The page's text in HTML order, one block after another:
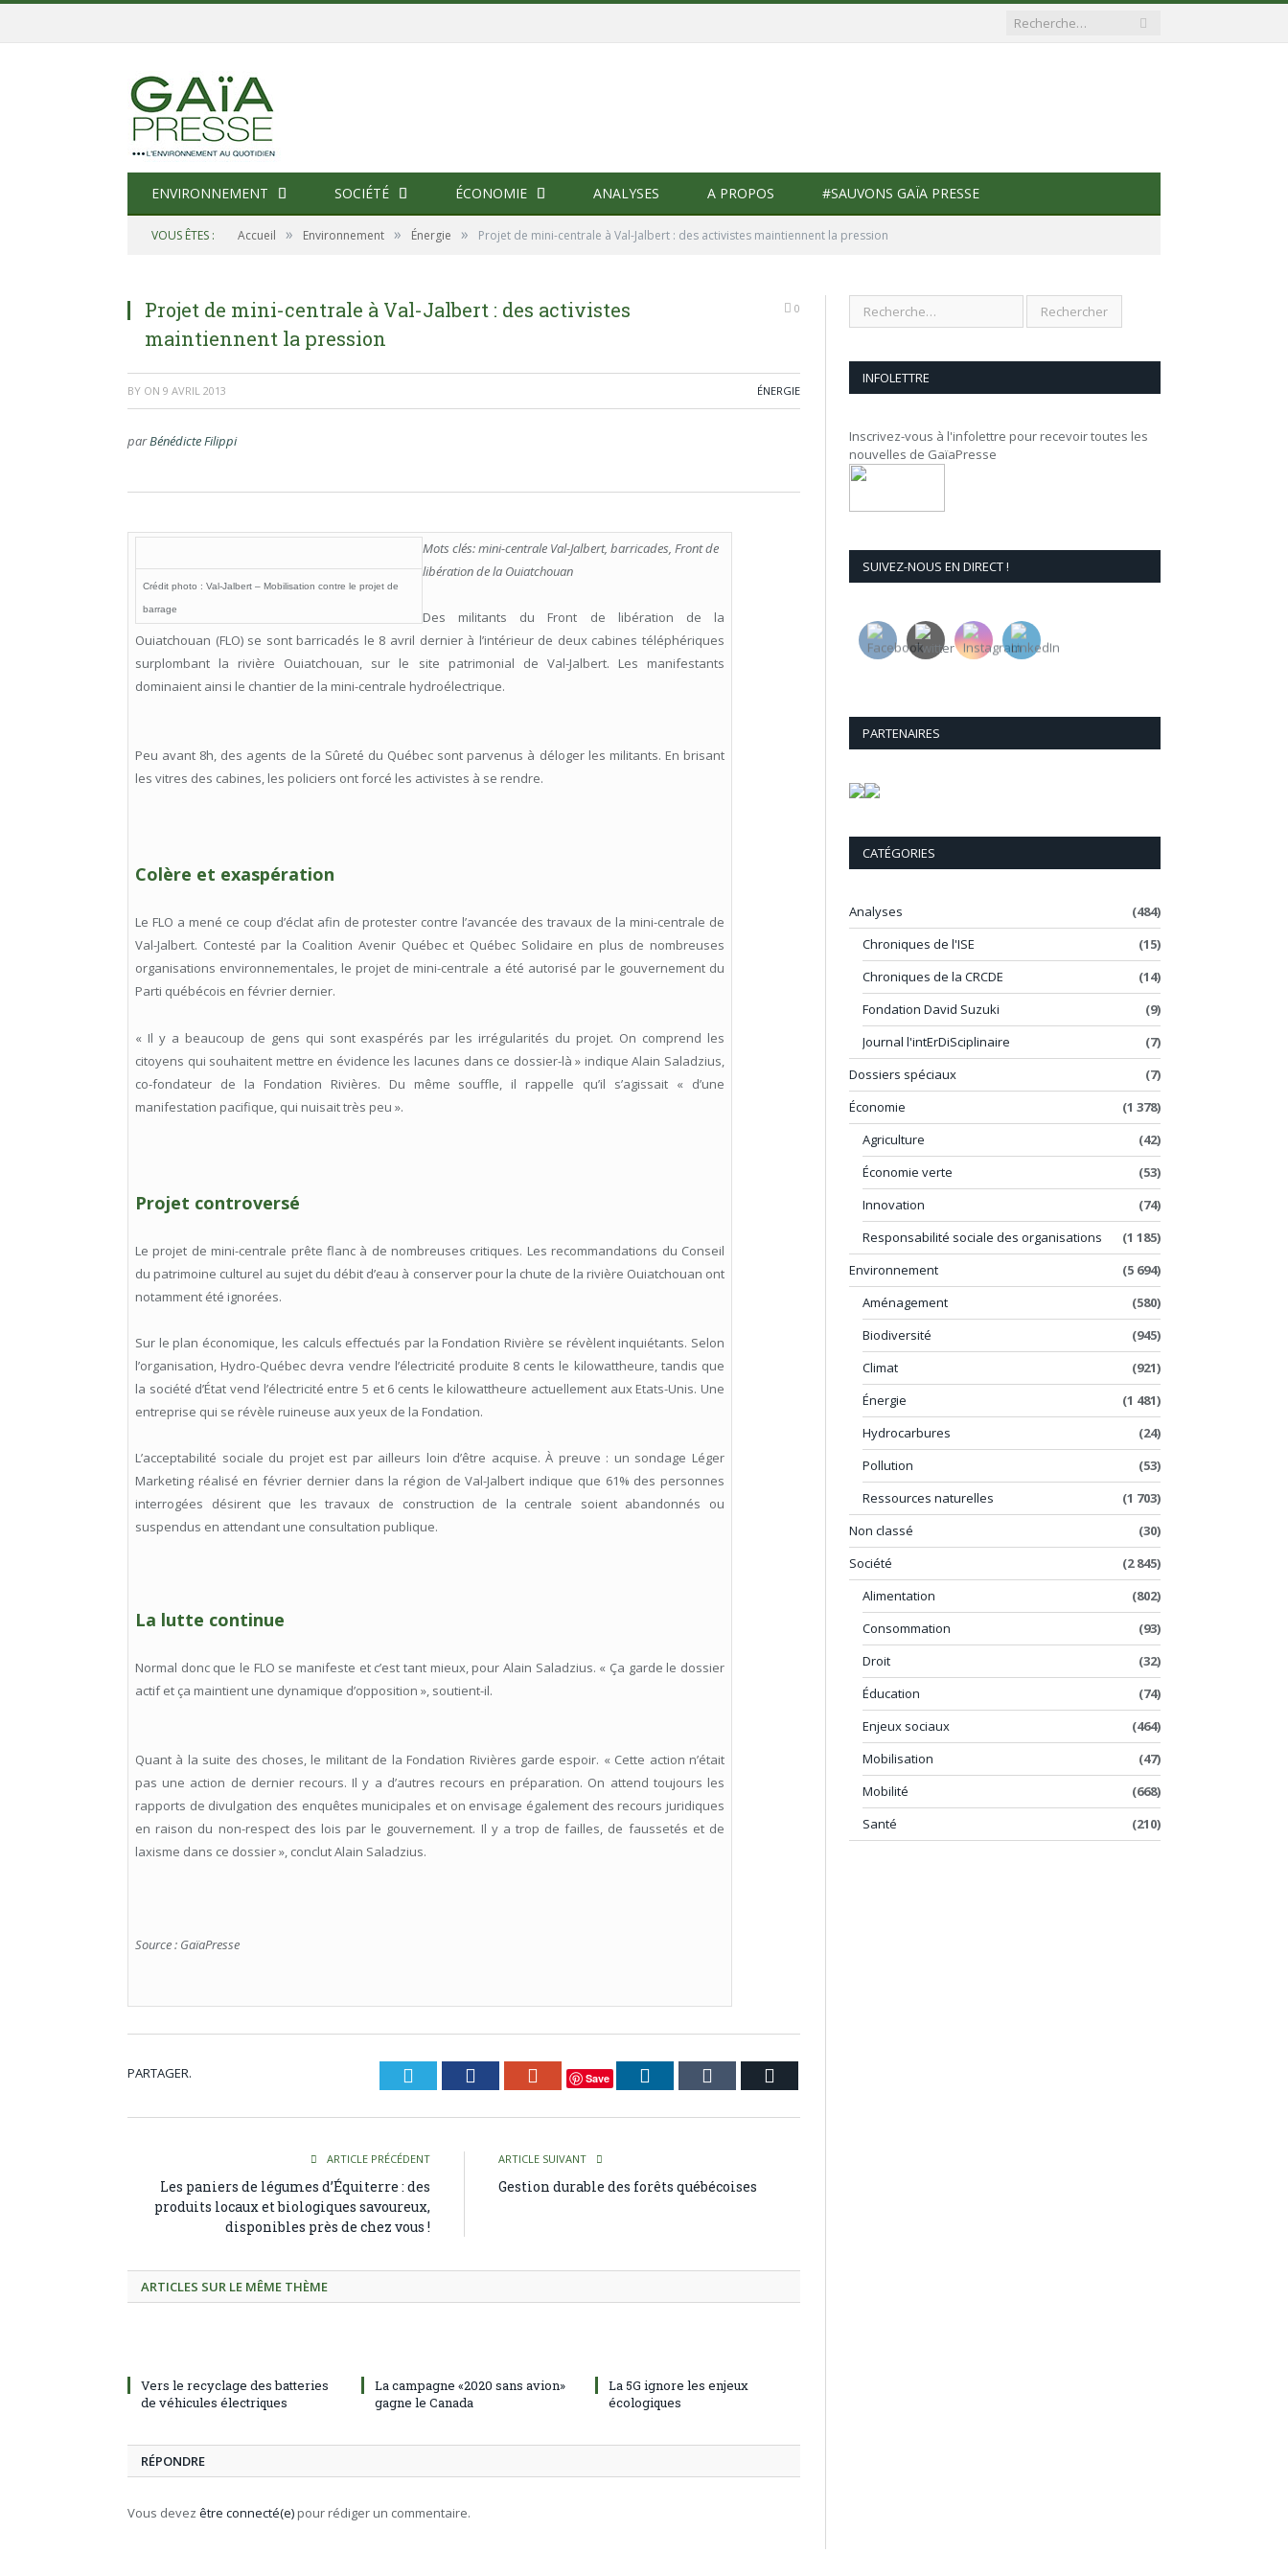
ENVIRONNEMENT SOCIÉTÉ ÉCONOMIE ANALYSES A PROPOS #SAUVONS GAÏA PRESSE
VOUS ÊTES : Accueil » Environnement » Énergie » Projet de mini-centrale à Val-Jalbert : des activistes maintiennent la pression
Projet de mini-centrale à Val-Jalbert : des activistes
maintiennent la pression
0
BY ON 9 AVRIL 2013 ÉNERGIE
parBénédicte Filippi
Crédit photo : Val-Jalbert – Mobilisation contre le projet de
barrage
Mots clés: mini-centrale Val-Jalbert, barricades, Front de
libération de la Ouiatchouan
Des militants du Front de libération de la
Ouiatchouan (FLO) se sont barricadés le 8 avril dernier à l’intérieur de deux cabines téléphériques
surplombant la rivière Ouiatchouan, sur le site patrimonial de Val-Jalbert. Les manifestants
dominaient ainsi le chantier de la mini-centrale hydroélectrique.
Peu avant 8h, des agents de la Sûreté du Québec sont parvenus à déloger les militants. En brisant
les vitres des cabines, les policiers ont forcé les activistes à se rendre.
Colère et exaspération
Le FLO a mené ce coup d’éclat afin de protester contre l’avancée des travaux de la mini-centrale de
Val-Jalbert. Contesté par la Coalition Avenir Québec et Québec Solidaire en plus de nombreuses
organisations environnementales, le projet de mini-centrale a été autorisé par le gouvernement du
Parti québécois en février dernier.
« Il y a beaucoup de gens qui sont exaspérés par les irrégularités du projet. On comprend les
citoyens qui souhaitent mettre en évidence les lacunes dans ce dossier-là » indique Alain Saladzius,
co-fondateur de la Fondation Rivières. Du même souffle, il rappelle qu’il s’agissait « d’une
manifestation pacifique, qui nuisait très peu ».
Projet controversé
Le projet de mini-centrale prête flanc à de nombreuses critiques. Les recommandations du Conseil
du patrimoine culturel au sujet du débit d’eau à conserver pour la chute de la rivière Ouiatchouan ont
notamment été ignorées.
Sur le plan économique, les calculs effectués par la Fondation Rivière se révèlent inquiétants. Selon
l’organisation, Hydro-Québec devra vendre l’électricité produite 8 cents le kilowattheure, tandis que
la société d’État vend l’électricité entre 5 et 6 cents le kilowattheure actuellement aux Etats-Unis. Une
entreprise qui se révèle ruineuse aux yeux de la Fondation.
L’acceptabilité sociale du projet est par ailleurs loin d’être acquise. À preuve : un sondage Léger
Marketing réalisé en février dernier dans la région de Val-Jalbert indique que 61% des personnes
interrogées désirent que les travaux de construction de la centrale soient abandonnés ou
suspendus en attendant une consultation publique.
La lutte continue
Normal donc que le FLO se manifeste et c’est tant mieux, pour Alain Saladzius. « Ça garde le dossier
actif et ça maintient une dynamique d’opposition », soutient-il.
Quant à la suite des choses, le militant de la Fondation Rivières garde espoir. « Cette action n’était
pas une action de dernier recours. Il y a d’autres recours en préparation. On attend toujours les
rapports de divulgation des enquêtes municipales et on envisage également des recours juridiques
en raison du non-respect des lois par le gouvernement. Il y a trop de failles, de faussetés et de
laxisme dans ce dossier », conclut Alain Saladzius.
Source : GaïaPresse
PARTAGER. Twitter Facebook Google+
Save LinkedIn Tumblr
ARTICLE PRÉCÉDENT
Les paniers de légumes d’Équiterre : des
produits locaux et biologiques savoureux,
disponibles près de chez vous !
ARTICLE SUIVANT
Gestion durable des forêts québécoises
ARTICLES SUR LE MÊME THÈME
Vers le recyclage des batteries
de véhicules électriques
La campagne «2020 sans avion»
gagne le Canada
La 5G ignore les enjeux
écologiques
RÉPONDRE
Vous devez être connecté(e) pour rédiger un commentaire.
INFOLETTRE
Inscrivez-vous à l'infolettre pour recevoir toutes les
nouvelles de GaïaPresse
SUIVEZ-NOUS EN DIRECT !
PARTENAIRES
CATÉGORIES
Analyses
(484)
Chroniques de l'ISE
(15)
Chroniques de la CRCDE
(14)
Fondation David Suzuki
(9)
Journal l'intErDiSciplinaire
(7)
Dossiers spéciaux
(7)
Économie
(1 378)
Agriculture
(42)
Économie verte
(53)
Innovation
(74)
Responsabilité sociale des organisations
(1 185)
Environnement
(5 694)
Aménagement
(580)
Biodiversité
(945)
Climat
(921)
Énergie
(1 481)
Hydrocarbures
(24)
Pollution
(53)
Ressources naturelles
(1 703)
Non classé
(30)
Société
(2 845)
Alimentation
(802)
Consommation
(93)
Droit
(32)
Éducation
(74)
Enjeux sociaux
(464)
Mobilisation
(47)
Mobilité
(668)
Santé
(210)